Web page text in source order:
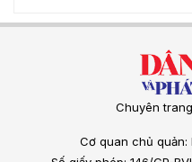
Chuyên
Cơ quan chủ quản: